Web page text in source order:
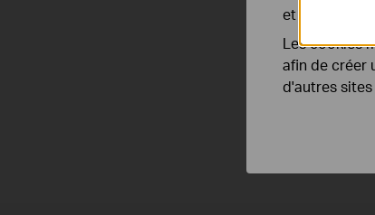
et ajuster les
Les cookies
afin de créer
d'autres sites